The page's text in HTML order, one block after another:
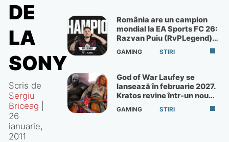
DE
LA
SONY
Scris de
Sergiu
Briceag
26
ianuarie,
2011
România are un campion
mondial la EA Sports FC 26:
Razvan Puiu (RvPLegend)
câștigă turneul de la Paris
GAMING STIRI
God of War Laufey se
lansează în februarie 2027.
Kratos revine într-un nou
God of War
GAMING STIRI